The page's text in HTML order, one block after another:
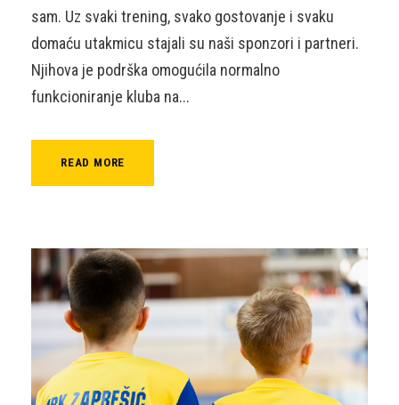
sam. Uz svaki trening, svako gostovanje i svaku
domaću utakmicu stajali su naši sponzori i partneri.
Njihova je podrška omogućila normalno
funkcioniranje kluba na...
READ MORE